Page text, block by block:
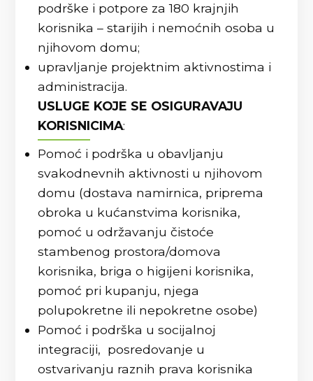
podrške i potpore za 180 krajnjih
korisnika – starijih i nemoćnih osoba u
njihovom domu;
upravljanje projektnim aktivnostima i
administracija.
USLUGE KOJE SE OSIGURAVAJU
KORISNICIMA:
Pomoć i podrška u obavljanju
svakodnevnih aktivnosti u njihovom
domu (dostava namirnica, priprema
obroka u kućanstvima korisnika,
pomoć u održavanju čistoće
stambenog prostora/domova
korisnika, briga o higijeni korisnika,
pomoć pri kupanju, njega
polupokretne ili nepokretne osobe)
Pomoć i podrška u socijalnoj
integraciji, posredovanje u
ostvarivanju raznih prava korisnika